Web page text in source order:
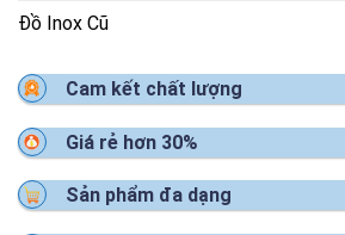
Đồ Inox Cũ
Cam kết chất lượng
Giá rẻ hơn 30%
Sản phẩm đa dạng